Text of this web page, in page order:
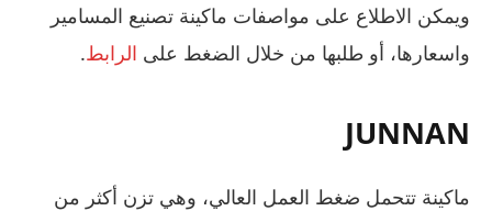
ويمكن الاطلاع على مواصفات ماكينة تصنيع المسامير
واسعارها، أو طلبها من خلال الضغط على الرابط.
JUNNAN
ماكينة تتحمل ضغط العمل العالي، وهي تزن أكثر من